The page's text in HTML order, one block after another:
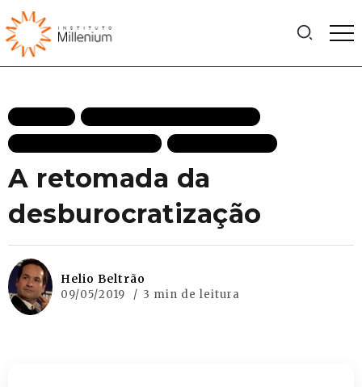
A retomada da
desburocratização
Helio Beltrão
09/05/2019 3 min de leitura